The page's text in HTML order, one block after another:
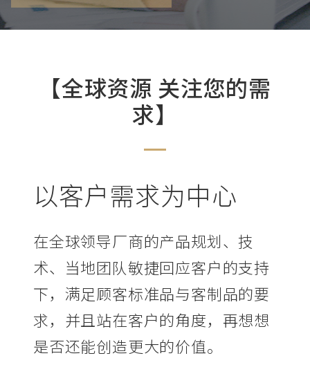
【全球资源 关注您的需
求】
以客户需求为中心
在全球领导厂商的产品规划、技
术、当地团队敏捷回应客户的支持
下，满足顾客标准品与客制品的要
求，并且站在客户的角度，再想想
是否还能创造更大的价值。